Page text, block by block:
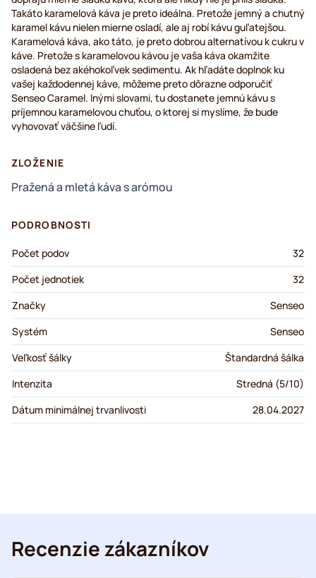
Takáto karamelová káva je preto ideálna. Pretože jemný a chutný
karamel kávu nielen mierne osladí, ale aj robí kávu guľatejšou.
Karamelová káva, ako táto, je preto dobrou alternatívou k cukru v
káve. Pretože s karamelovou kávou je vaša káva okamžite
osladená bez akéhokoľvek sedimentu. Ak hľadáte doplnok ku
vašej každodennej káve, môžeme preto dôrazne odporučiť
Senseo Caramel. Inými slovami, tu dostanete jemnú kávu s
príjemnou karamelovou chuťou, o ktorej si myslíme, že bude
vyhovovať väčšine ľudí.
ZLOŽENIE
Pražená a mletá káva s arómou
PODROBNOSTI
Počet podov
32
Počet jednotiek
32
Značky
Senseo
Systém
Senseo
Veľkosť šálky
Štandardná šálka
Intenzita
Stredná (5/10)
Dátum minimálnej trvanlivosti
28.04.2027
Recenzie zákazníkov